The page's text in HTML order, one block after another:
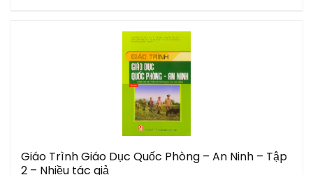
Giáo Trình Giáo Dục Quốc Phòng – An Ninh – Tập
2 – Nhiều tác giả